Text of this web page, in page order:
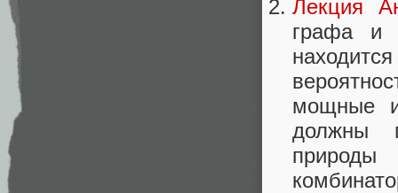
Лекция
графа и
мощные
должны